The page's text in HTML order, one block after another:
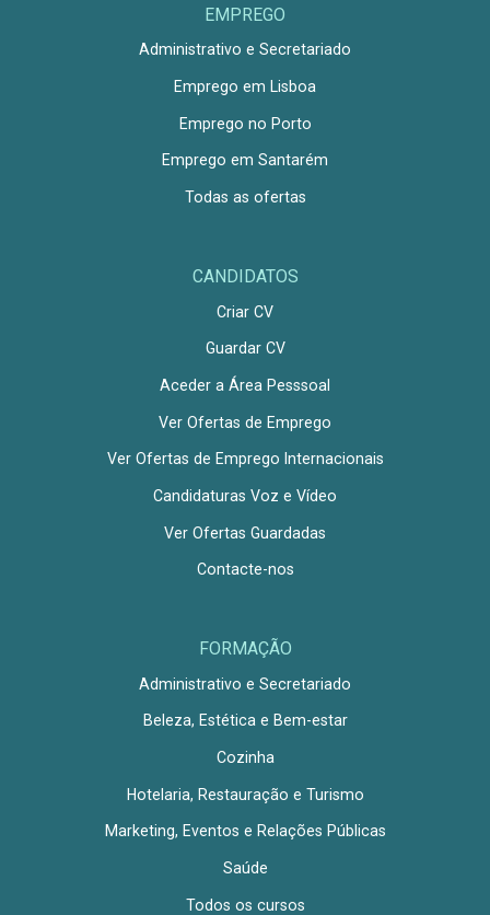
EMPREGO
Administrativo e Secretariado
Emprego em Lisboa
Emprego no Porto
Emprego em Santarém
Todas as ofertas
CANDIDATOS
Criar CV
Guardar CV
Aceder a Área Pesssoal
Ver Ofertas de Emprego
Ver Ofertas de Emprego Internacionais
Candidaturas Voz e Vídeo
Ver Ofertas Guardadas
Contacte-nos
FORMAÇÃO
Administrativo e Secretariado
Beleza, Estética e Bem-estar
Cozinha
Hotelaria, Restauração e Turismo
Marketing, Eventos e Relações Públicas
Saúde
Todos os cursos